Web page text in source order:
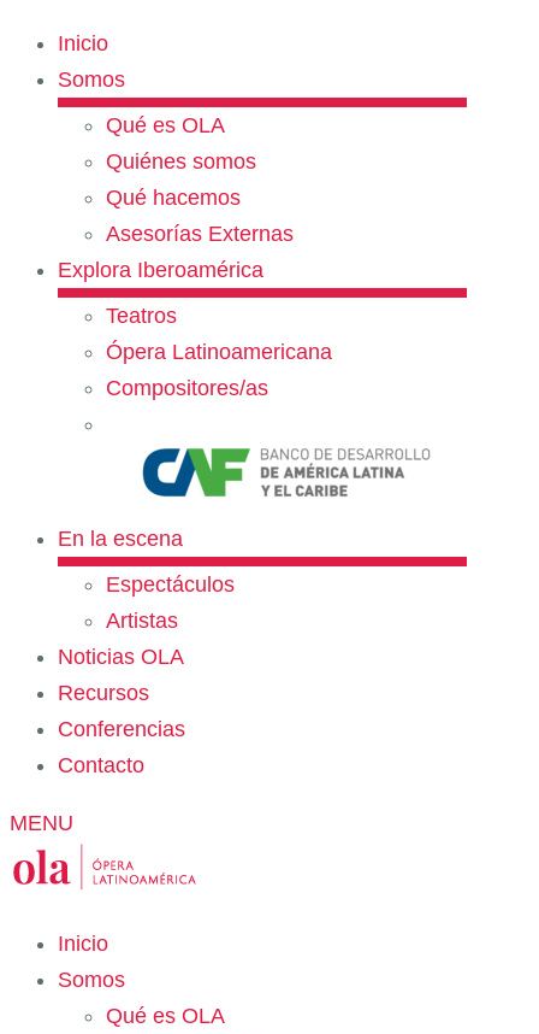
Inicio
Somos
Qué es OLA
Quiénes somos
Qué hacemos
Asesorías Externas
Explora Iberoamérica
Teatros
Ópera Latinoamericana
Compositores/as
En la escena
Espectáculos
Artistas
Noticias OLA
Recursos
Conferencias
Contacto
MENU
Inicio
Somos
Qué es OLA